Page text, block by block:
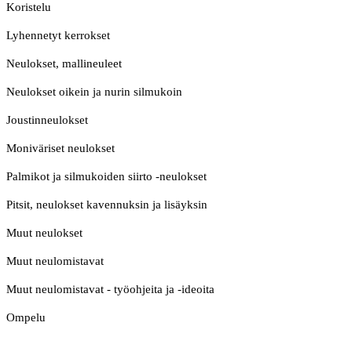
Koristelu
Lyhennetyt kerrokset
Neulokset, mallineuleet
Neulokset oikein ja nurin silmukoin
Joustinneulokset
Moniväriset neulokset
Palmikot ja silmukoiden siirto -neulokset
Pitsit, neulokset kavennuksin ja lisäyksin
Muut neulokset
Muut neulomistavat
Muut neulomistavat - työohjeita ja -ideoita
Ompelu